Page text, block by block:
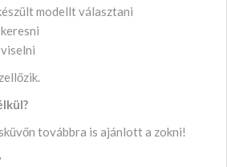
modellt választani
továbbra is ajánlott a zokni!